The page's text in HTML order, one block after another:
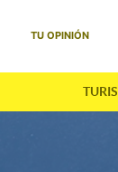
TU OPINIÓN